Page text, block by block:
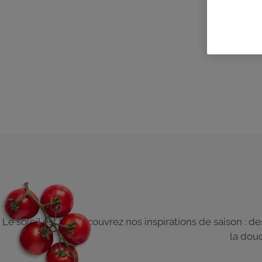
Le soleil est là ! Découvrez nos inspirations de saison :
la